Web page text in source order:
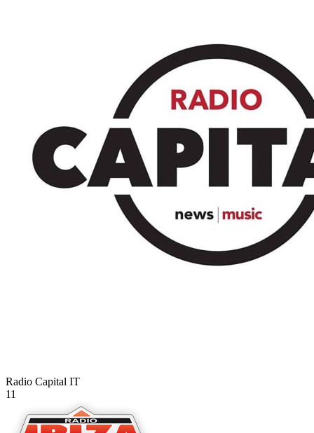
Radio Capital IT
11